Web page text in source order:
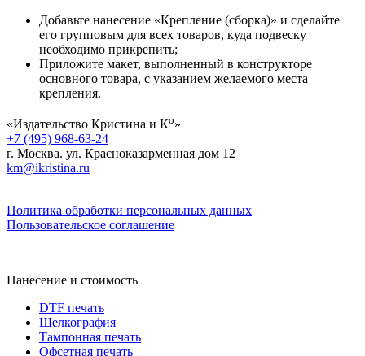
Добавьте нанесение «Крепление (сборка)» и сделайте
его групповым для всех товаров, куда подвеску
необходимо прикрепить;
Приложите макет, выполненный в конструкторе
основного товара, с указанием желаемого места
крепления.
«Издательство Кристина и Ко»
+7 (495) 968-63-24
г. Москва. ул. Красноказарменная дом 12
km@ikristina.ru
Политика обработки персональных данных
Пользовательское соглашение
Нанесение и стоимость
DTF печать
Шелкография
Тампонная печать
Офсетная печать